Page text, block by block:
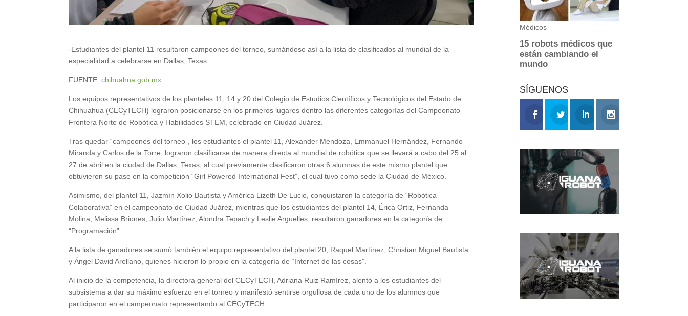
-Estudiantes del plantel 11 resultaron campeones del torneo, sumándose así a la lista de clasificados al mundial de la
especialidad a celebrarse en Dallas, Texas.
FUENTE:chihuahua.gob.mx
Los equipos representativos de los planteles 11, 14 y 20 del Colegio de Estudios Científicos y Tecnológicos del Estado de
Chihuahua (CECyTECH) lograron posicionarse en los primeros lugares dentro las diferentes categorías del Campeonato
Frontera Norte de Robótica y Habilidades STEM, celebrado en Ciudad Juárez.
Tras quedar “campeones del torneo”, los estudiantes el plantel 11, Alexander Mendoza, Emmanuel Hernández, Fernando
Miranda y Carlos de la Torre, lograron clasificarse de manera directa al mundial de robótica que se llevará a cabo del 25 al
27 de abril en la ciudad de Dallas, Texas, al cual previamente clasificaron otras 6 alumnas de este mismo plantel que
obtuvieron su pase en la competición “Girl Powered International Fest”, el cual tuvo como sede la Ciudad de México.
Asimismo, del plantel 11, Jazmín Xolio Bautista y América Lizeth De Lucio, conquistaron la categoría de “Robótica
Colaborativa” en el campeonato de Ciudad Juárez, mientras que los estudiantes del plantel 14, Érica Ortiz, Fernanda
Molina, Melissa Briones, Julio Martínez, Alondra Tepach y Leslie Arguelles, resultaron ganadores en la categoría de
“Programación”.
A la lista de ganadores se sumó también el equipo representativo del plantel 20, Raquel Martínez, Christian Miguel Bautista
y Ángel David Arellano, quienes hicieron lo propio en la categoría de “Internet de las cosas”.
Al inicio de la competencia, la directora general del CECyTECH, Adriana Ruiz Ramírez, alentó a los estudiantes del
subsistema a dar su máximo esfuerzo en el torneo y manifestó sentirse orgullosa de cada uno de los alumnos que
participaron en el campeonato representando al CECyTECH.
SÍGUENOS